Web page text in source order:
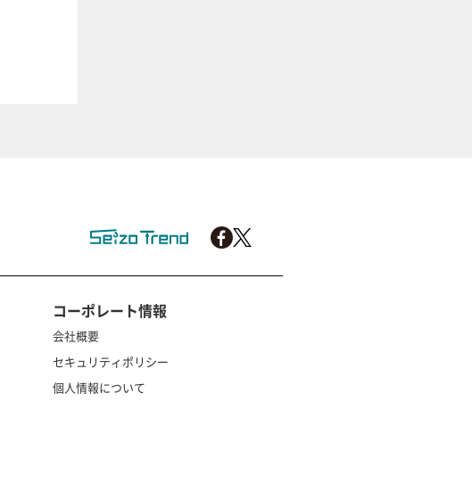
コーポレート情報
会社概要
セキュリティポリシー
個人情報について